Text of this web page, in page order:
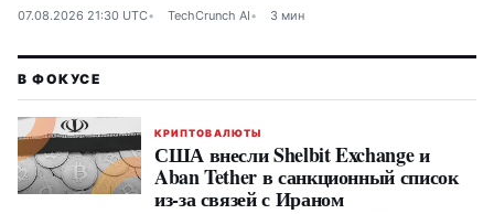
07.08.2026 21:30 UTC TechCrunch AI 3 мин
КРИПТОВАЛЮТЫ
США внесли Shelbit Exchange и
Aban Tether в санкционный список
из-за связей с Ираном